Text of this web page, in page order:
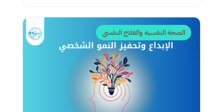
الصحة النفسية والعلاج النفسي